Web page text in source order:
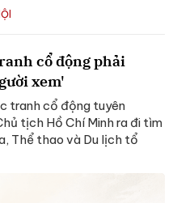
cổ động phải
xem'
tranh cổ động tuyên
tịch Hồ Chí Minh ra đi tìm
Thể thao và Du lịch tổ